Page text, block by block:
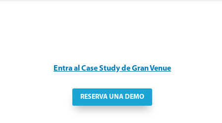
Entra al Case Study de Gran Venue
RESERVA UNA DEMO